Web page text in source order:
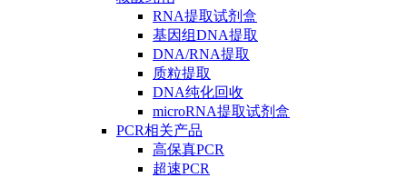
RNA提取试剂盒
基因组DNA提取
DNA/RNA提取
质粒提取
DNA纯化回收
microRNA提取试剂盒
PCR相关产品
高保真PCR
超速PCR